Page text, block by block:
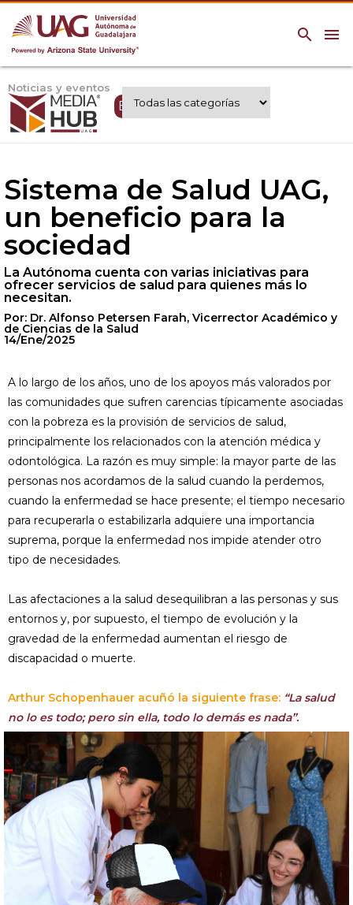
menu
search
Noticias y eventos
Expertos UAG
Sistema de Salud UAG,
un beneficio para la
sociedad
La Autónoma cuenta con varias iniciativas para
ofrecer servicios de salud para quienes más lo
necesitan.
Por: Dr. Alfonso Petersen Farah, Vicerrector Académico y
de Ciencias de la Salud
14/Ene/2025
A lo largo de los años, uno de los apo­yos más valorados por
las comunida­des que sufren carencias típicamen­te asociadas
con la pobreza es la provisión de servicios de salud,
principalmente los relacionados con la atención médica y
odon­tológica. La razón es muy simple: la mayor parte de las
personas nos acordamos de la salud cuando la perdemos,
cuando la en­fermedad se hace presente; el tiempo ne­cesario
para recuperarla o estabilizarla ad­quiere una importancia
suprema, porque la enfermedad nos impide atender otro
tipo de necesidades.
Las afectaciones a la salud desequilibran a las personas y sus
entornos y, por supuesto, el tiempo de evolución y la
gravedad de la enfermedad aumentan el riesgo de
discapacidad o muerte.
Arthur Schopenhauer acuñó la siguiente frase: “La salud
no lo es todo; pero sin ella, todo lo demás es nada”.